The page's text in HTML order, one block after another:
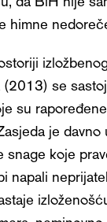
himne
(2013) se
su
je
snage koje
napali